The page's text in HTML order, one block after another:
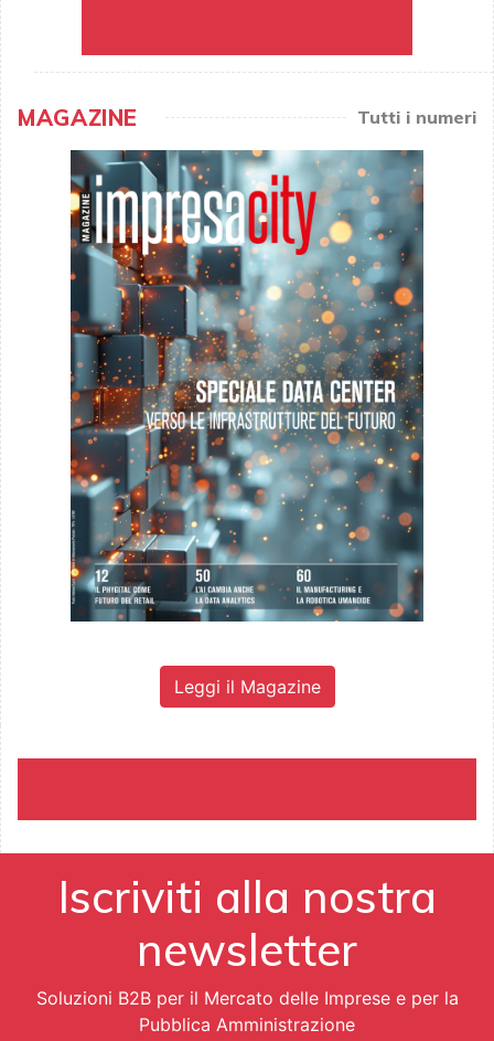
MAGAZINE Tutti i numeri
Leggi il Magazine
Iscriviti alla nostra
newsletter
Soluzioni B2B per il Mercato delle Imprese e per la
Pubblica Amministrazione